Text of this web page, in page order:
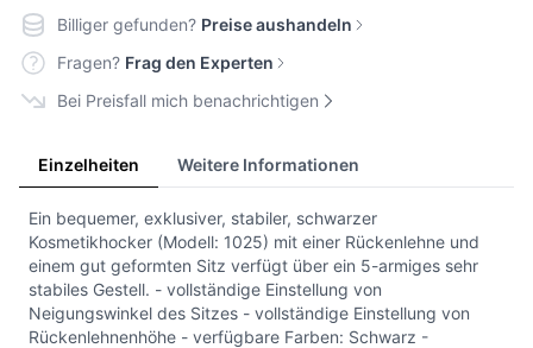
Billiger gefunden? Preise aushandeln
Fragen? Frag den Experten
Bei Preisfall mich benachrichtigen
Einzelheiten Weitere Informationen
Ein bequemer, exklusiver, stabiler, schwarzer
Kosmetikhocker (Modell: 1025) mit einer Rückenlehne und
einem gut geformten Sitz verfügt über ein 5-armiges sehr
stabiles Gestell. - vollständige Einstellung von
Neigungswinkel des Sitzes - vollständige Einstellung von
Rückenlehnenhöhe - verfügbare Farben: Schwarz -